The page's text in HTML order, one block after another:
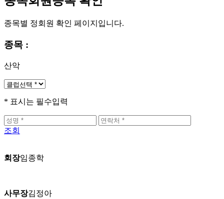
종목별 정회원 확인 페이지입니다.
종목 :
산악
* 표시는 필수입력
조회
회장임종학
사무장김정아